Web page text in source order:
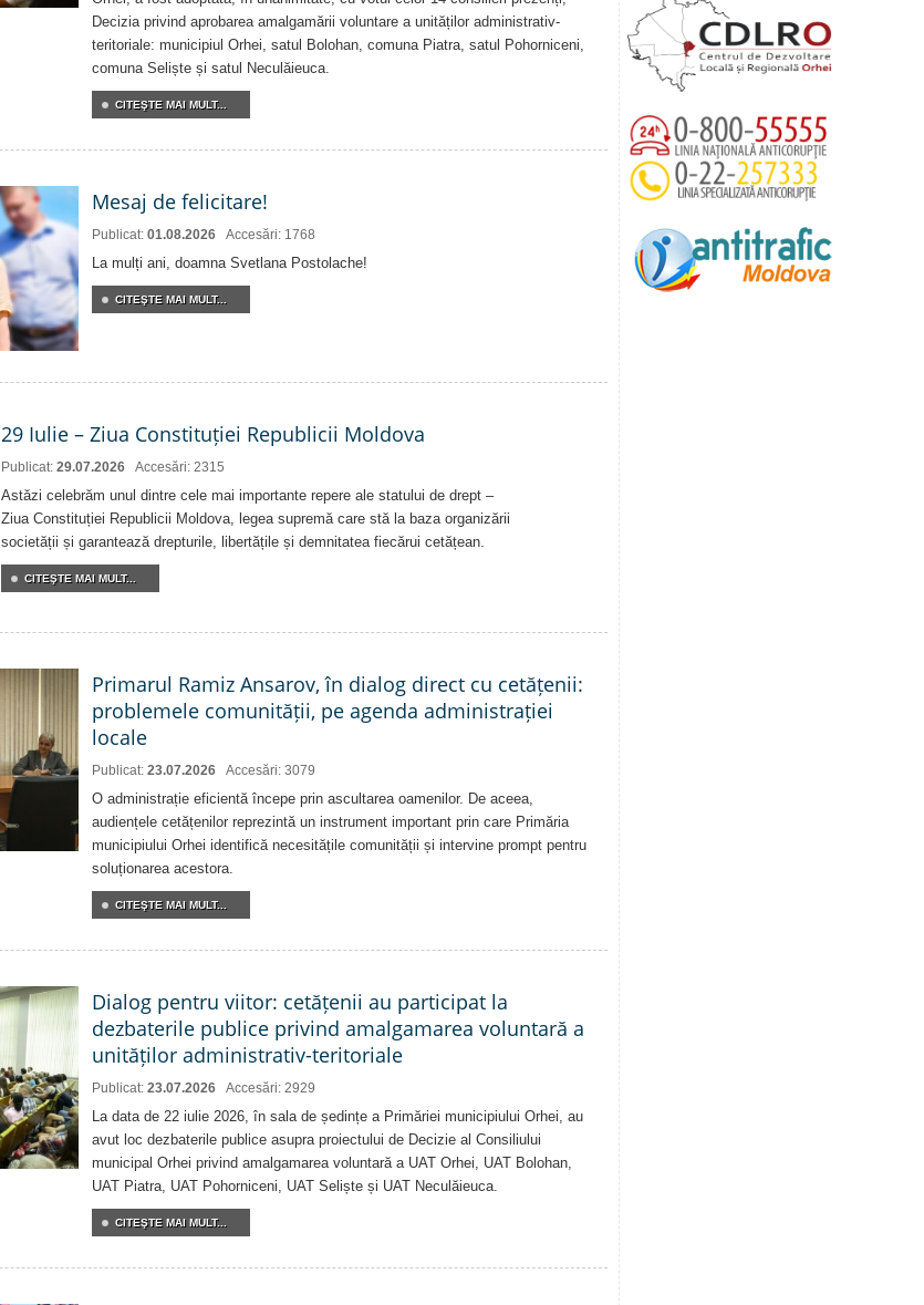
Decizia privind aprobarea amalgamării voluntare a unităților administrativ-
teritoriale: municipiul Orhei, satul Bolohan, comuna Piatra, satul Pohorniceni,
comuna Seliște și satul Neculăieuca.
CITEŞTE MAI MULT...
Mesaj de felicitare!
Publicat: 01.08.2026 Accesări: 1768
La mulți ani, doamna Svetlana Postolache!
CITEŞTE MAI MULT...
29 Iulie – Ziua Constituției Republicii Moldova
Publicat: 29.07.2026 Accesări: 2315
Astăzi celebrăm unul dintre cele mai importante repere ale statului de drept –
Ziua Constituției Republicii Moldova, legea supremă care stă la baza organizării
societății și garantează drepturile, libertățile și demnitatea fiecărui cetățean.
CITEŞTE MAI MULT...
Primarul Ramiz Ansarov, în dialog direct cu cetățenii:
problemele comunității, pe agenda administrației
locale
Publicat: 23.07.2026 Accesări: 3079
O administrație eficientă începe prin ascultarea oamenilor. De aceea,
audiențele cetățenilor reprezintă un instrument important prin care Primăria
municipiului Orhei identifică necesitățile comunității și intervine prompt pentru
soluționarea acestora.
CITEŞTE MAI MULT...
Dialog pentru viitor: cetățenii au participat la
dezbaterile publice privind amalgamarea voluntară a
unităților administrativ-teritoriale
Publicat: 23.07.2026 Accesări: 2929
La data de 22 iulie 2026, în sala de ședințe a Primăriei municipiului Orhei, au
avut loc dezbaterile publice asupra proiectului de Decizie al Consiliului
municipal Orhei privind amalgamarea voluntară a UAT Orhei, UAT Bolohan,
UAT Piatra, UAT Pohorniceni, UAT Seliște și UAT Neculăieuca.
CITEŞTE MAI MULT...